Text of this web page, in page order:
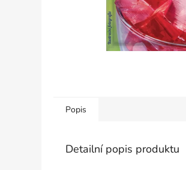
Popis
Detailní popis produktu